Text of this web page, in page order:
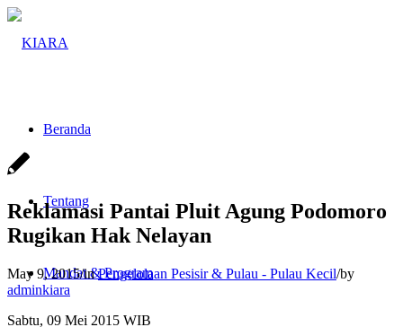
Beranda
Tentang
Mandat & Program
Reklamasi Pantai Pluit Agung Podomoro
Rugikan Hak Nelayan
May 9, 2015/inPengelolaan Pesisir & Pulau - Pulau Kecil/by
adminkiara
Sabtu, 09 Mei 2015 WIB